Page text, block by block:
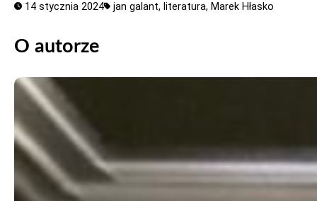
14 stycznia 2024 jan galant, literatura, Marek Hłasko
O autorze